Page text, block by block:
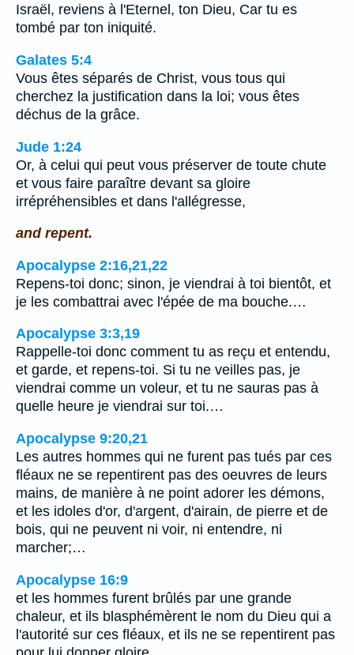
Israël, reviens à l'Eternel, ton Dieu, Car tu es
tombé par ton iniquité.
Galates 5:4
Vous êtes séparés de Christ, vous tous qui
cherchez la justification dans la loi; vous êtes
déchus de la grâce.
Jude 1:24
Or, à celui qui peut vous préserver de toute chute
et vous faire paraître devant sa gloire
irrépréhensibles et dans l'allégresse,
and repent.
Apocalypse 2:16,21,22
Repens-toi donc; sinon, je viendrai à toi bientôt, et
je les combattrai avec l'épée de ma bouche.…
Apocalypse 3:3,19
Rappelle-toi donc comment tu as reçu et entendu,
et garde, et repens-toi. Si tu ne veilles pas, je
viendrai comme un voleur, et tu ne sauras pas à
quelle heure je viendrai sur toi.…
Apocalypse 9:20,21
Les autres hommes qui ne furent pas tués par ces
fléaux ne se repentirent pas des oeuvres de leurs
mains, de manière à ne point adorer les démons,
et les idoles d'or, d'argent, d'airain, de pierre et de
bois, qui ne peuvent ni voir, ni entendre, ni
marcher;…
Apocalypse 16:9
et les hommes furent brûlés par une grande
chaleur, et ils blasphémèrent le nom du Dieu qui a
l'autorité sur ces fléaux, et ils ne se repentirent pas